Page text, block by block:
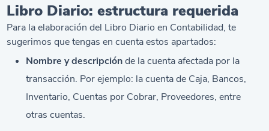
Libro Diario: estructura requerida
Para la elaboración del Libro Diario en Contabilidad, te
sugerimos que tengas en cuenta estos apartados:
Nombre y descripciónde la cuenta afectada por la
transacción. Por ejemplo: la cuenta de Caja, Bancos,
Inventario, Cuentas por Cobrar, Proveedores, entre
otras cuentas.